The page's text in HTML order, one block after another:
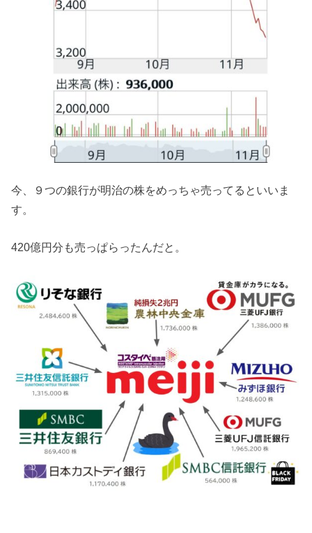
今、９つの銀行が明治の株をめっちゃ売ってるといいま
す。
420億円分も売っぱらったんだと。